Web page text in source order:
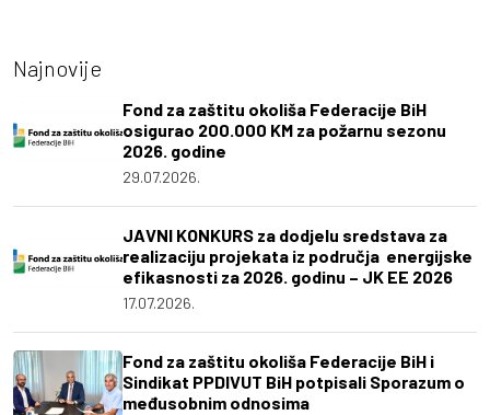
Najnovije
Fond za zaštitu okoliša Federacije BiH
osigurao 200.000 KM za požarnu sezonu
2026. godine
29.07.2026.
JAVNI KONKURS za dodjelu sredstava za
realizaciju projekata iz područja energijske
efikasnosti za 2026. godinu – JK EE 2026
17.07.2026.
Fond za zaštitu okoliša Federacije BiH i
Sindikat PPDIVUT BiH potpisali Sporazum o
međusobnim odnosima